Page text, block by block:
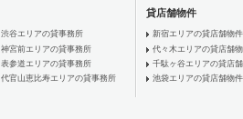
渋谷エリアの貸事務所
神宮前エリアの貸事務所
表参道エリアの貸事務所
代官山恵比寿エリアの貸事務所
貸店舗物件
新宿エリアの貸店舗物件
代々木エリアの貸店舗
千駄ヶ谷エリアの貸店
池袋エリアの貸店舗物件